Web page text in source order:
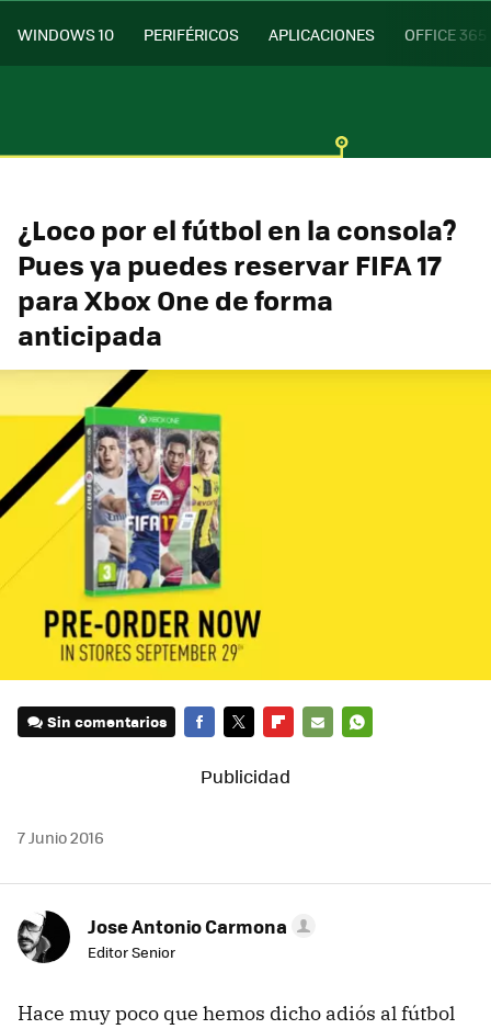
WINDOWS 10 PERIFÉRICOS APLICACIONES OFFICE 365
¿Loco por el fútbol en la consola?
Pues ya puedes reservar FIFA 17
para Xbox One de forma
anticipada
Sin comentarios
7 Junio 2016
Jose Antonio Carmona
Editor Senior
Hace muy poco que hemos dicho adiós al fútbol